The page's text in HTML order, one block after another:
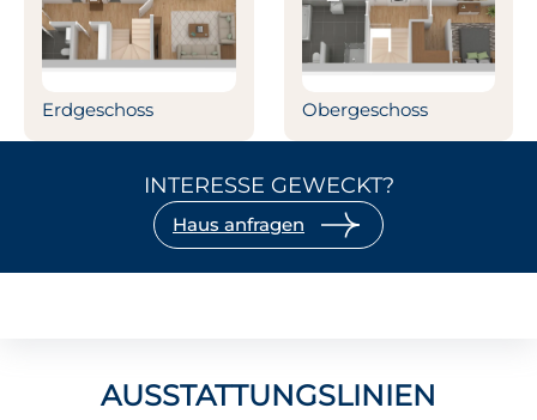
Erdgeschoss Obergeschoss
INTERESSE GEWECKT?
Haus anfragen
AUSSTATTUNGSLINIEN